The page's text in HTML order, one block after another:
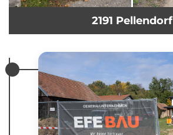
2191 Pellendorf